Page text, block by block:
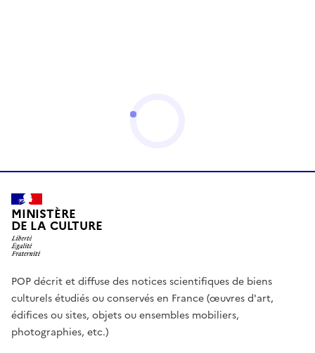
MINISTÈRE
DE LA CULTURE
POP décrit et diffuse des notices scientifiques de biens
culturels étudiés ou conservés en France (œuvres d'art,
édifices ou sites, objets ou ensembles mobiliers,
photographies, etc.)